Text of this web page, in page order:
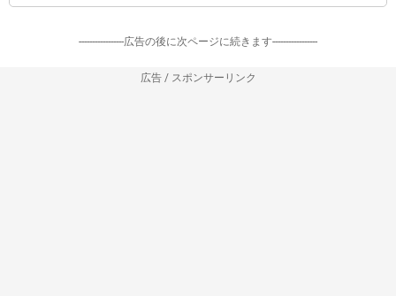
-----------------広告の後に次ページに続きます-----------------
広告 / スポンサーリンク